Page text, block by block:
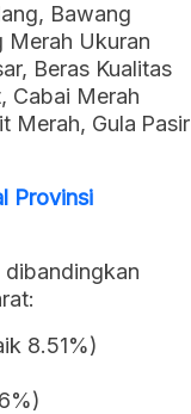
Bawang
Merah Ukuran
Beras Kualitas
Cabai Merah
Merah, Gula Pasir
Provinsi
dibandingkan
8.51%)